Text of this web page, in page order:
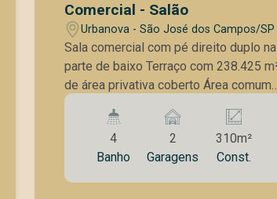
Comercial - Salão
Urbanova - São José dos Campos/SP
Sala comercial com pé direito duplo na
parte de baixo Terraço com 238.425 m²
de área privativa coberto Área comum
de 85,523 m² Área de estacionamento
de 11,040 m² 4 banheiros internos 1
banheiro para deficiente externo
4
Banho
2
Garagens
310m²
Const.